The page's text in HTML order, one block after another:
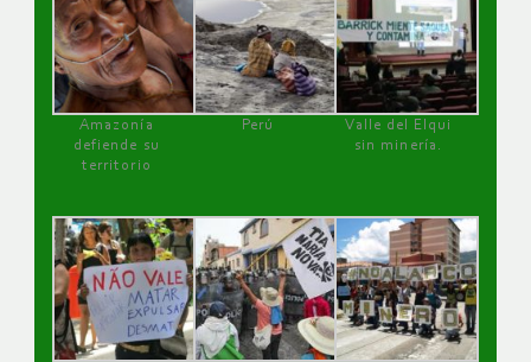
Amazonía
defiende su
territorio
Perú
Valle del Elqui
sin minería.